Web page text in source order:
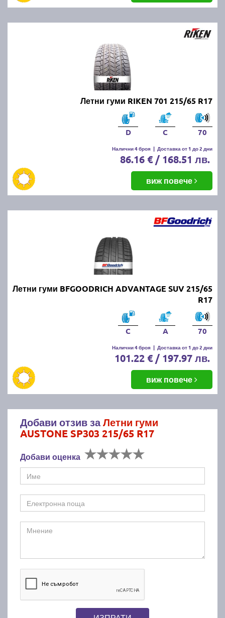
Летни гуми RIKEN 701 215/65 R17
D C 70
Налични 4 броя | Доставка от 1 до 2 дни
86.16 € / 168.51 лв.
виж повече
Летни гуми BFGOODRICH ADVANTAGE SUV 215/65
R17
C A 70
Налични 4 броя | Доставка от 1 до 2 дни
101.22 € / 197.97 лв.
виж повече
Добави отзив заЛетни гуми
AUSTONE SP303 215/65 R17
Добави оценка